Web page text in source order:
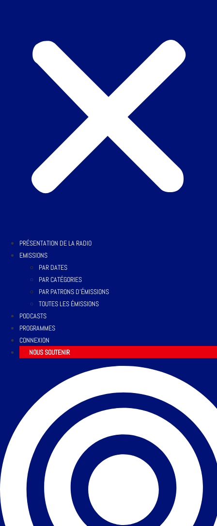
PRÉSENTATION DE LA RADIO
EMISSIONS
PAR DATES
PAR CATÉGORIES
PAR PATRONS D’ÉMISSIONS
TOUTES LES ÉMISSIONS
PODCASTS
PROGRAMMES
CONNEXION
NOUS SOUTENIR